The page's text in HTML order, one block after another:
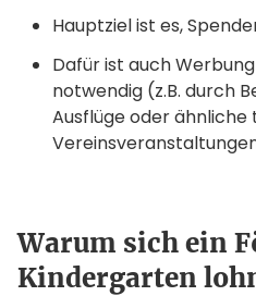
Hauptziel ist es,
Dafür ist auch
notwendig (z.B. durch
Ausflüge oder ähnliche
Warum sich ein
Kindergarten